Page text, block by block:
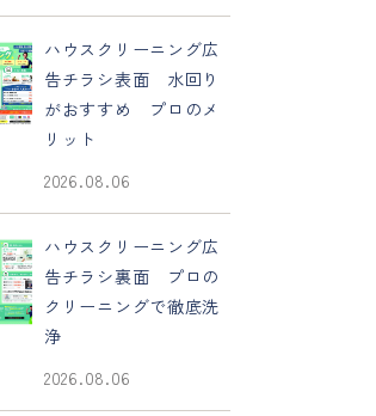
ハウスクリーニング広
告チラシ表面 水回り
がおすすめ プロのメ
リット
2026.08.06
ハウスクリーニング広
告チラシ裏面 プロの
クリーニングで徹底洗
浄
2026.08.06